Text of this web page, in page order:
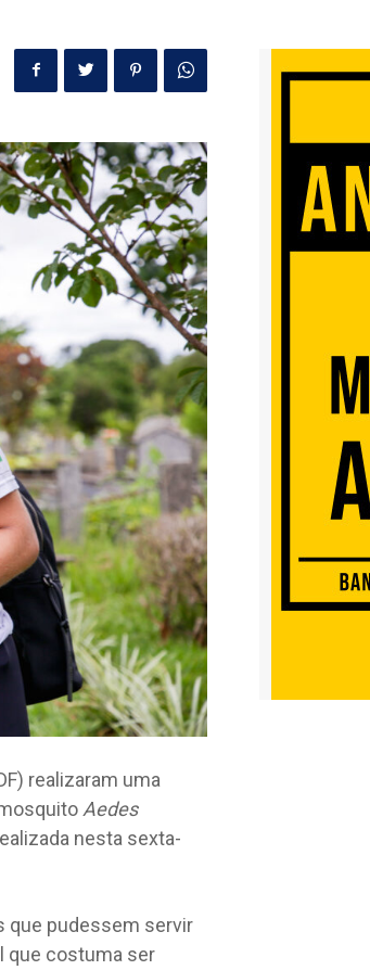
realizaram uma
Aedes
nesta sexta-
que pudessem servir
que costuma ser